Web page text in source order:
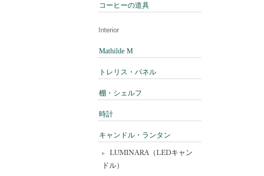
コーヒーの道具
Interior
Mathilde M
トレリス・パネル
棚・シェルフ
時計
キャンドル・ランタン
LUMINARA（LEDキャン
ドル）